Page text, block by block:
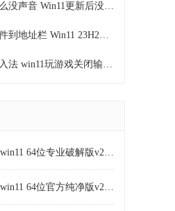
更新到win11怎么没声音 Win11更新后没有声音的解决方案
win11不能拖文件到地址栏 Win11 23H2拖拽文件到地址栏无效解决方法
win11游戏中输入法 win11玩游戏关闭输入法教程
雨林木风ghost win11 64位专业破解版v2023.04
番茄花园ghost win11 64位官方纯净版v2023.04